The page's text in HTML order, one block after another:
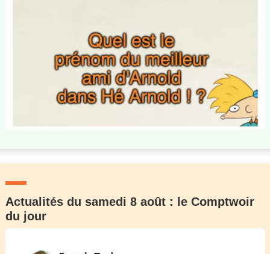
Actualités du samedi 8 août : le Comptwoir
du jour